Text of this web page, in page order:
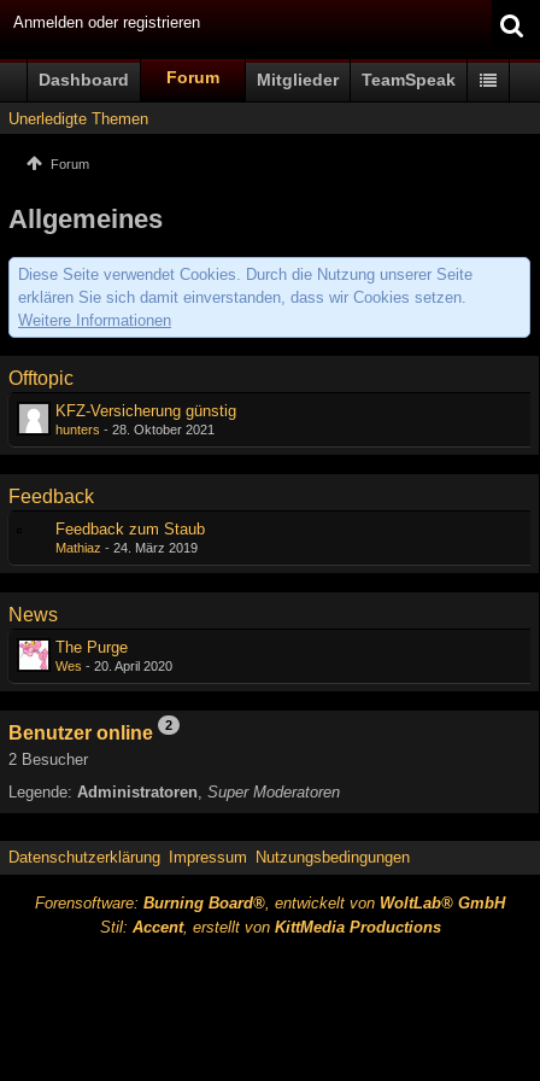
Anmelden oder registrieren
Dashboard Forum Mitglieder TeamSpeak
Unerledigte Themen
Forum
Allgemeines
Diese Seite verwendet Cookies. Durch die Nutzung unserer Seite
erklären Sie sich damit einverstanden, dass wir Cookies setzen.
Weitere Informationen
Offtopic
KFZ-Versicherung günstig
hunters - 28. Oktober 2021
Feedback
Feedback zum Staub
Mathiaz - 24. März 2019
News
The Purge
Wes - 20. April 2020
Benutzer online 2
2 Besucher
Legende: Administratoren Super Moderatoren
Datenschutzerklärung Impressum Nutzungsbedingungen
Forensoftware: Burning Board®, entwickelt von WoltLab® GmbH
Stil: Accent, erstellt von KittMedia Productions